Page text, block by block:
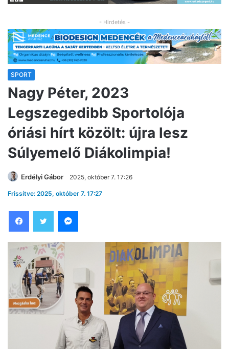
- Hirdetés -
SPORT
Nagy Péter, 2023
Legszegedibb Sportolója
óriási hírt közölt: újra lesz
Súlyemelő Diákolimpia!
Erdélyi Gábor 2025, október 7. 17:26
Frissítve: 2025, október 7. 17:27